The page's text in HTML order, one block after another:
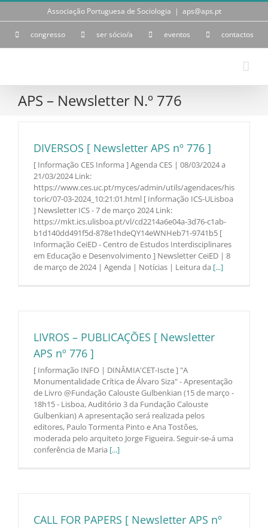
Skip
Associação Portuguesa de Sociologia | aps@aps.pt
congresso ser sócio/a eventos contactos
APS – Newsletter N.º 776
DIVERSOS [ Newsletter APS nº 776 ]
[ Informação CES Informa ] Agenda CES | 08/03/2024 a
21/03/2024 Link:
https://www.ces.uc.pt/myces/admin/utils/agendaces/his
toric/07-03-2024_10:21:01.html [ Informação ICS-ULisboa
] Newsletter ICS - 7 de março 2024 Link:
https://mkt.ics.ulisboa.pt/vl/cd2214a6e04a-3d76-c1ab-
b1d140dd491f5d-878e1hdeQY14eWNHeb71-9741b5 [
Informação CeiED - Centro de Estudos Interdisciplinares
em Educação e Desenvolvimento ] Newsletter CeiED | 8
de março de 2024 | Agenda | Notícias | Leitura da [...]
LIVROS – PUBLICAÇÕES [ Newsletter
APS nº 776 ]
[ Informação INFO | DINÂMIA'CET-Iscte ] "A
Monumentalidade Crítica de Álvaro Siza" - Apresentação
de Livro @Fundação Calouste Gulbenkian (15 de março -
18h15 - Lisboa, Auditório 3 da Fundação Calouste
Gulbenkian) A apresentação será realizada pelos
editores, Paulo Tormenta Pinto e Ana Tostões,
moderada pelo arquiteto Jorge Figueira. Seguir-se-á uma
conferência de Maria [...]
CALL FOR PAPERS [ Newsletter APS nº